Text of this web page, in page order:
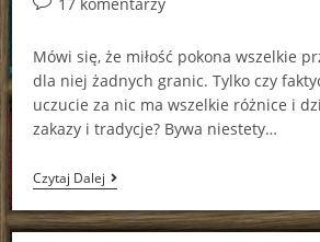
Mówi się, że miłość pokona wszelkie
dla niej żadnych granic. Tylko czy
uczucie za nic ma wszelkie różnice i
zakazy i tradycje? Bywa niestety…
Czytaj DalejFilthy
Rich
Vampire
Geneva